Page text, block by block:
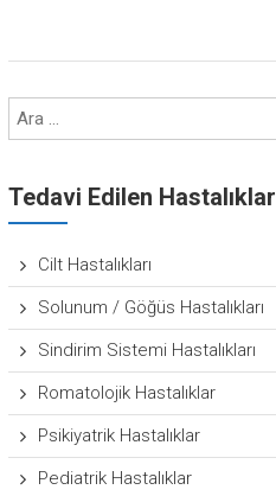
Tedavi Edilen Hastalıklar
Cilt Hastalıkları
Solunum / Göğüs Hastalıkları
Sindirim Sistemi Hastalıkları
Romatolojik Hastalıklar
Psikiyatrik Hastalıklar
Pediatrik Hastalıklar